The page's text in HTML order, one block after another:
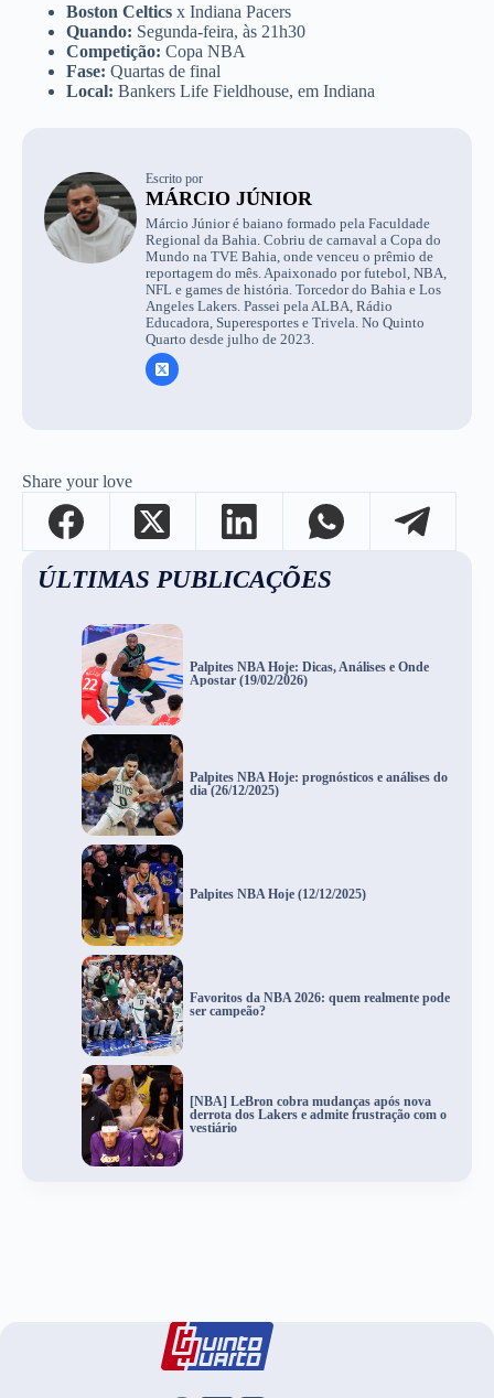
Boston Celtics x Indiana Pacers
Quando: Segunda-feira, às 21h30
Competição: Copa NBA
Fase: Quartas de final
Local: Bankers Life Fieldhouse, em Indiana
Escrito por
MÁRCIO JÚNIOR
Márcio Júnior é baiano formado pela Faculdade
Regional da Bahia. Cobriu de carnaval a Copa do
Mundo na TVE Bahia, onde venceu o prêmio de
reportagem do mês. Apaixonado por futebol, NBA,
NFL e games de história. Torcedor do Bahia e Los
Angeles Lakers. Passei pela ALBA, Rádio
Educadora, Superesportes e Trivela. No Quinto
Quarto desde julho de 2023.
Share your love
ÚLTIMAS PUBLICAÇÕES
Palpites NBA Hoje: Dicas, Análises e Onde
Apostar (19/02/2026)
Palpites NBA Hoje: prognósticos e análises do
dia (26/12/2025)
Palpites NBA Hoje (12/12/2025)
Favoritos da NBA 2026: quem realmente pode
ser campeão?
[NBA] LeBron cobra mudanças após nova
derrota dos Lakers e admite frustração com o
vestiário